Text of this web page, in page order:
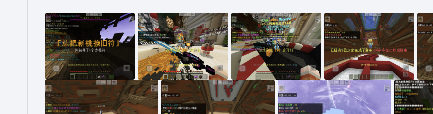
游戏结束后获得活动货币
赤桃符
玩家在等候大厅 等候大厅浮空字 认真摹字的玩家